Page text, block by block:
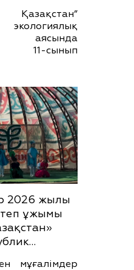
экологиялық
аясында
11-сынып
2026 жылы
ұжымы
мұғалімдер